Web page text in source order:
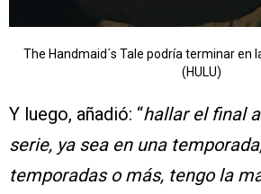
The Handmaid´s Tale podría terminar en
(HULU)
Y luego, añadió: “hallar el final
serie, ya sea en una
temporadas o más, tengo la